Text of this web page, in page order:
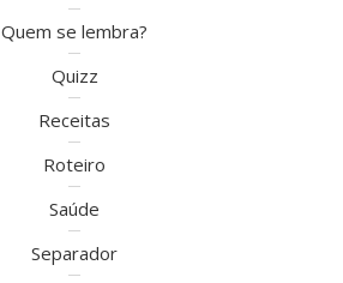
Quem se lembra?
Quizz
Receitas
Roteiro
Saúde
Separador